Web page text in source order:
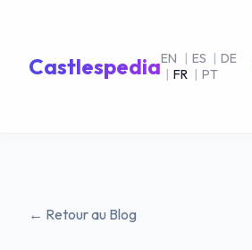
CastlespediaEN | ES | DE
| FR | PT
← Retour au Blog